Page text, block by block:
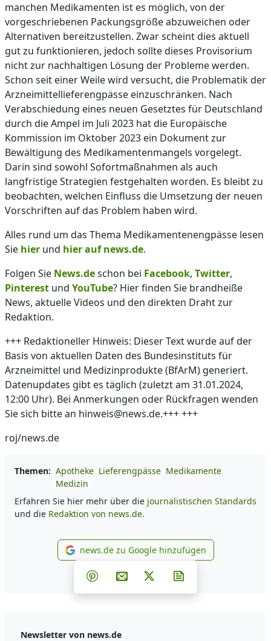
manchen Medikamenten ist es möglich, von der
vorgeschriebenen Packungsgröße abzuweichen oder
Alternativen bereitzustellen. Zwar scheint dies aktuell
gut zu funktionieren, jedoch sollte dieses Provisorium
nicht zur nachhaltigen Lösung der Probleme werden.
Schon seit einer Weile wird versucht, die Problematik der
Arzneimittellieferengpässe einzuschränken. Nach
Verabschiedung eines neuen Gesetztes für Deutschland
durch die Ampel im Juli 2023 hat die Europäische
Kommission im Oktober 2023 ein Dokument zur
Bewältigung des Medikamentenmangels vorgelegt.
Darin sind sowohl Sofortmaßnahmen als auch
langfristige Strategien festgehalten worden. Es bleibt zu
beobachten, welchen Einfluss die Umsetzung der neuen
Vorschriften auf das Problem haben wird.
Alles rund um das Thema Medikamentenengpässe lesen
Sie hier und hier auf news.de.
Folgen Sie News.deschon bei Facebook, Twitter,
Pinterest und YouTube? Hier finden Sie brandheiße
News, aktuelle Videos und den direkten Draht zur
Redaktion.
+++ Redaktioneller Hinweis: Dieser Text wurde auf der
Basis von aktuellen Daten des Bundesinstituts für
Arzneimittel und Medizinprodukte (BfArM) generiert.
Datenupdates gibt es täglich (zuletzt am 31.01.2024,
12:00 Uhr). Bei Anmerkungen oder Rückfragen wenden
Sie sich bitte an hinweis@news.de.+++ +++
roj/news.de
Themen: Apotheke Lieferengpässe Medikamente
Medizin
Erfahren Sie hier mehr über die journalistischen Standards
und die Redaktion von news.de.
news.de zu Google
news.de zu Google hinzufügen
Teilen auf Facebook
Teilen auf Whatsapp
Teilen auf Telegram
Teilen auf Pinterest
Per E-Mail teilen
Post auf X
Newsletter von news.de